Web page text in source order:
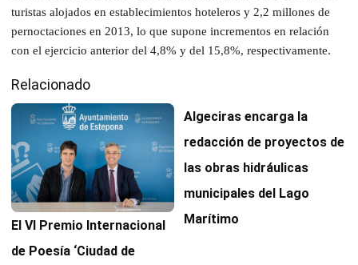
turistas alojados en establecimientos hoteleros y 2,2 millones de
pernoctaciones en 2013, lo que supone incrementos en relación
con el ejercicio anterior del 4,8% y del 15,8%, respectivamente.
Relacionado
El VI Premio Internacional
de Poesía ‘Ciudad de
Algeciras encarga la
redacción de proyectos de
las obras hidráulicas
municipales del Lago
Marítimo